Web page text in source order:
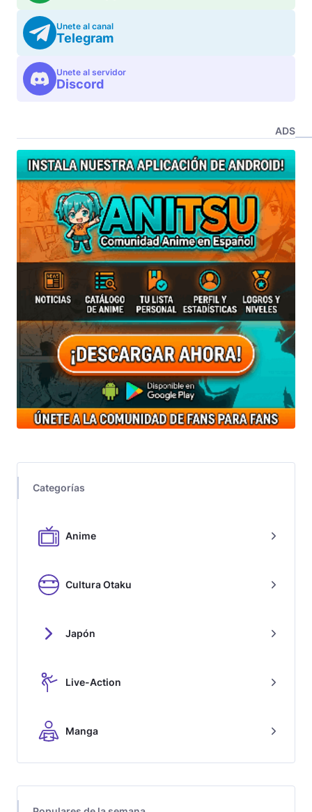
Unete al canal
Telegram
Unete al servidor
Discord
ADS
Categorías
Anime
Cultura Otaku
Japón
Live-Action
Manga